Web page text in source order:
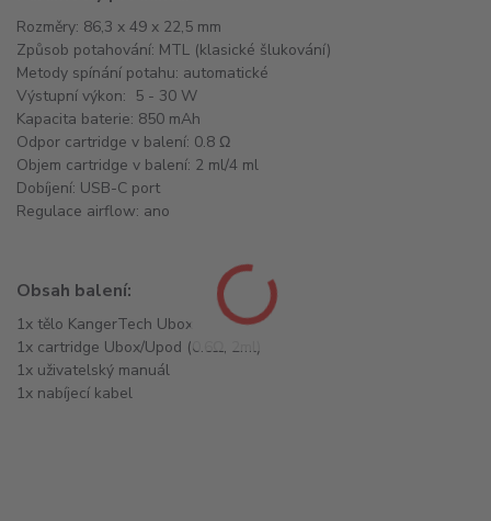
Rozměry: 86,3 x 49 x 22,5 mm
Způsob potahování: MTL (klasické šlukování)
Metody spínání potahu: automatické
Výstupní výkon: 5 - 30 W
Kapacita baterie: 850 mAh
Odpor cartridge v balení: 0.8 Ω
Objem cartridge v balení: 2 ml/4 ml
Dobíjení: USB-C port
Regulace airflow: ano
Obsah balení:
1x tělo KangerTech Ubox
1x cartridge Ubox/Upod (0.6Ω, 2ml)
1x uživatelský manuál
1x nabíjecí kabel